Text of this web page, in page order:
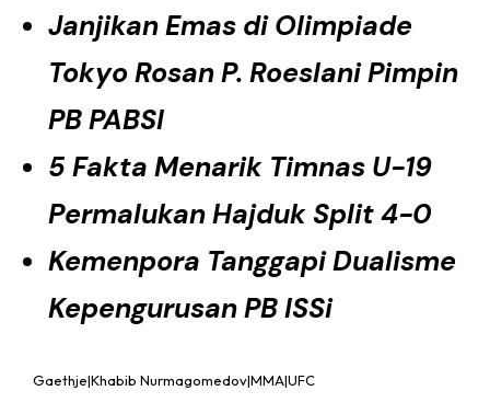
Janjikan Emas di Olimpiade
Tokyo Rosan P. Roeslani Pimpin
PB PABSI
5 Fakta Menarik Timnas U-19
Permalukan Hajduk Split 4-0
Kemenpora Tanggapi Dualisme
Kepengurusan PB ISSi
Gaethje|Khabib Nurmagomedov|MMA|UFC